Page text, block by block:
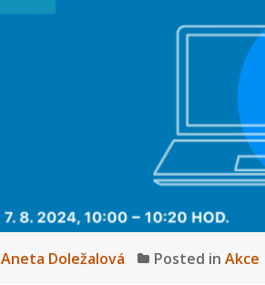
Aneta Doležalová Posted in Akce